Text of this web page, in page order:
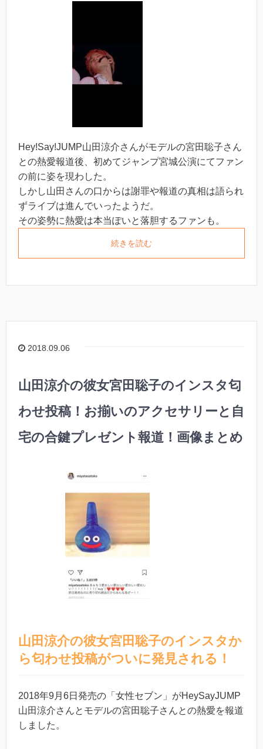
Hey!Say!JUMP山田涼介さんがモデルの宮田聡子さん
との熱愛報道後、初めてジャンプ宮城公演にてファン
の前に姿を現わした。
しかし山田さんの口からは謝罪や報道の真相は語られ
ずライブは進んでいったようだ。
その姿勢に熱愛は本当ぽいと落胆するファンも。
続きを読む
2018.09.06
山田涼介の彼女宮田聡子のインスタ匂
わせ投稿！お揃いのアクセサリーと自
宅の合鍵プレゼント報道！画像まとめ
山田涼介の彼女宮田聡子のインスタか
ら匂わせ投稿がついに発見される！
2018年9月6日発売の「女性セブン」がHeySayJUMP
山田涼介さんとモデルの宮田聡子さんとの熱愛を報道
しました。